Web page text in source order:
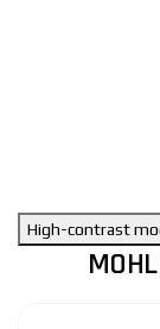
High-contrast